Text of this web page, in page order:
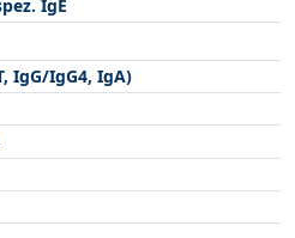
IgE
IgG/IgG4, IgA)